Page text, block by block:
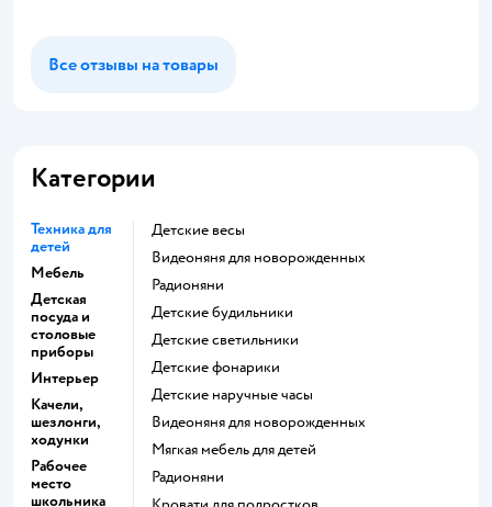
Все отзывы на товары
Категории
Техника для
детей
Мебель
Детская
посуда и
столовые
приборы
Интерьер
Качели,
шезлонги,
ходунки
Рабочее
место
школьника
Детские весы
Видеоняня для новорожденных
Радионяни
Детские будильники
Детские светильники
Детские фонарики
Детские наручные часы
Видеоняня для новорожденных
Мягкая мебель для детей
Радионяни